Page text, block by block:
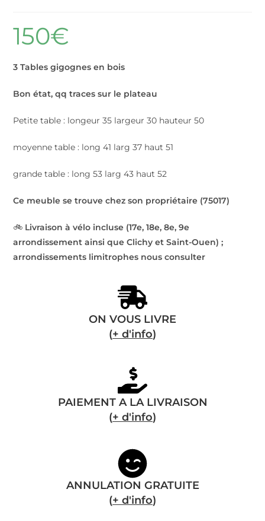
150€
3 Tables gigognes en bois
Bon état, qq traces sur le plateau
Petite table : longeur 35 largeur 30 hauteur 50
moyenne table : long 41 larg 37 haut 51
grande table : long 53 larg 43 haut 52
Ce meuble se trouve chez son propriétaire (75017)
🚲 Livraison à vélo incluse (17e, 18e, 8e, 9e
arrondissement ainsi que Clichy et Saint-Ouen) ;
arrondissements limitrophes nous consulter
ON VOUS LIVRE
(+ d'info)
PAIEMENT A LA LIVRAISON
(+ d'info)
ANNULATION GRATUITE
(+ d'info)